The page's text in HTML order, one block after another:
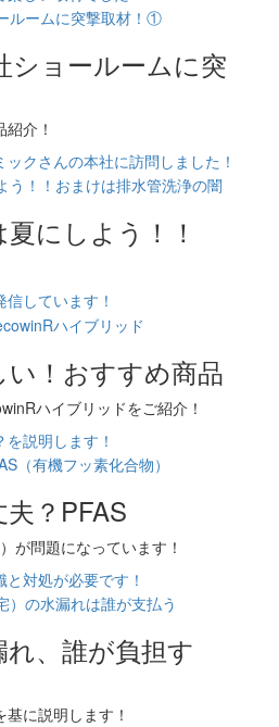
ショールームに突
介！
クさんの本社に訪問しました！
にしよう！！
しています！
！おすすめ商品
ハイブリッドをご紹介！
説明します！
？PFAS
が問題になっています！
対処が必要です！
、誰が負担す
に説明します！